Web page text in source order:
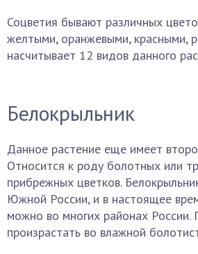
Соцветия бывают различных
желтыми, оранжевыми, красными,
насчитывает 12 видов данного
Белокрыльник
Данное растение еще имеет
Относится к роду болотных или
прибрежных цветков.
Южной России, и в настоящее
можно во многих районах России.
произрастать во влажной